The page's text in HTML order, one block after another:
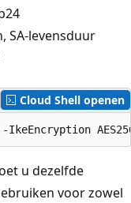
SA-levensduur
Cloud Shell openen
u dezelfde
voor zowel